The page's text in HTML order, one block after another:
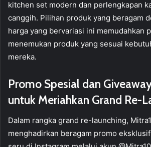
kitchen set modern dan perlengkapan
canggih. Pilihan produk yang beragam
harga yang bervariasi ini memudahkan
menemukan produk yang sesuai
mereka.
Promo Spesial dan
untuk Meriahkan Grand Re-
Dalam rangka grand re-launching,
menghadirkan beragam promo